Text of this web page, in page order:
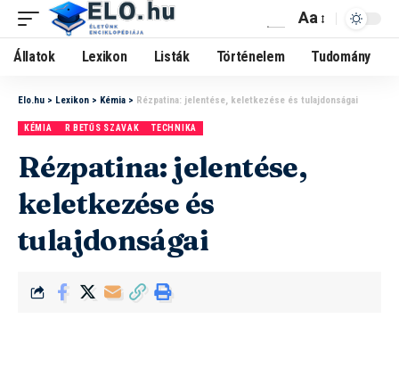
Aa
Állatok Lexikon Listák Történelem Tudomány
Elo.hu > Lexikon > Kémia > Rézpatina: jelentése, keletkezése és tulajdonságai
KÉMIA R BETŰS SZAVAK TECHNIKA
Rézpatina: jelentése,
keletkezése és
tulajdonságai